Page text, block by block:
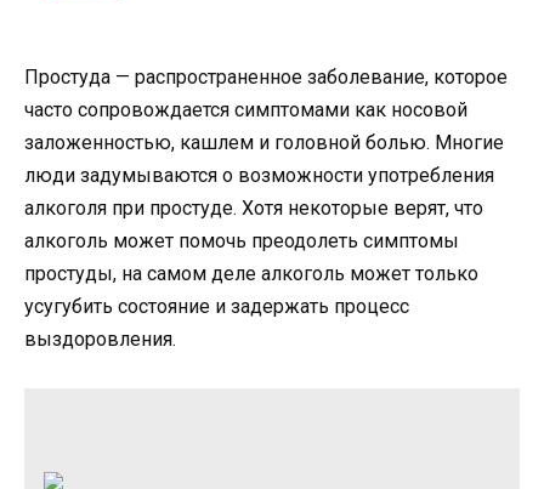
Простуда — распространенное заболевание, которое
часто сопровождается симптомами как носовой
заложенностью, кашлем и головной болью. Многие
люди задумываются о возможности употребления
алкоголя при простуде. Хотя некоторые верят, что
алкоголь может помочь преодолеть симптомы
простуды, на самом деле алкоголь может только
усугубить состояние и задержать процесс
выздоровления.